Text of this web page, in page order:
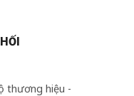
thương hiệu -